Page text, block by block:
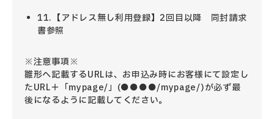
11.【アドレス無し利用登録】2回目以降 同封請求
書参照
※注意事項※
雛形へ記載するURLは、お申込み時にお客様にて設定し
たURL＋「mypage/」(●●●●/mypage/)が必ず最
後になるように記載してください。